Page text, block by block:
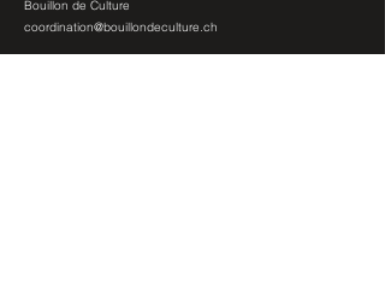
Bouillon de Culture
coordination@bouillondeculture.ch